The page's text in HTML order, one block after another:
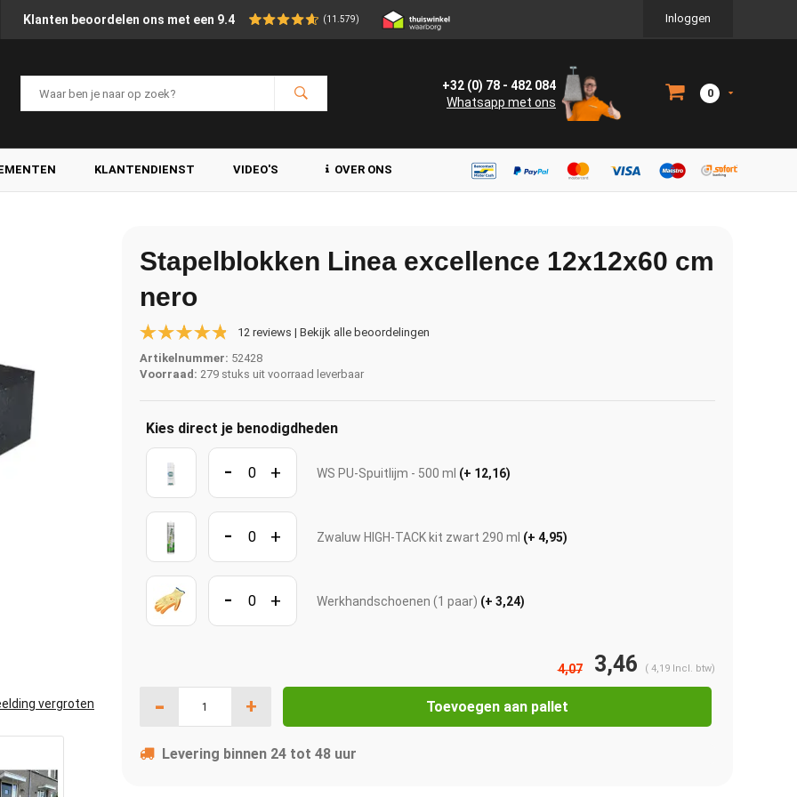
Klanten beoordelen ons met een 9.4 (11.579) Inloggen
+32 (0) 78 - 482 084
Whatsapp met ons
0
KLANTENDIENST VIDEO'S OVER ONS
vergroten Afbeelding vergroten
Stapelblokken Linea excellence 12x12x60 cm
nero
12 reviews | Bekijk alle beoordelingen
Artikelnummer: 52428
Voorraad: 279 stuks uit voorraad leverbaar
Kies direct je benodigdheden
- + WS PU-Spuitlijm - 500 ml (+ 12,16)
- + Zwaluw HIGH-TACK kit zwart 290 ml (+ 4,95)
- + Werkhandschoenen (1 paar) (+ 3,24)
4,07 3,46 ( 4,19 Incl. btw)
- + Toevoegen aan pallet
Levering binnen 24 tot 48 uur